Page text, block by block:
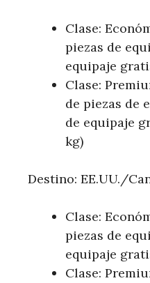
Clase:
piezas de
equipaje
Clase:
de piezas de
de equipaje
kg)
Destino: EE.UU./
Clase:
piezas de
equipaje
Clase: